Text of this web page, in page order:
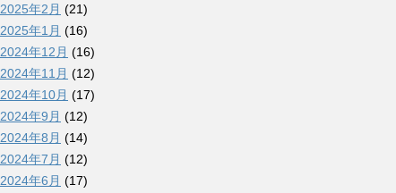
2025年2月 (21)
2025年1月 (16)
2024年12月 (16)
2024年11月 (12)
2024年10月 (17)
2024年9月 (12)
2024年8月 (14)
2024年7月 (12)
2024年6月 (17)